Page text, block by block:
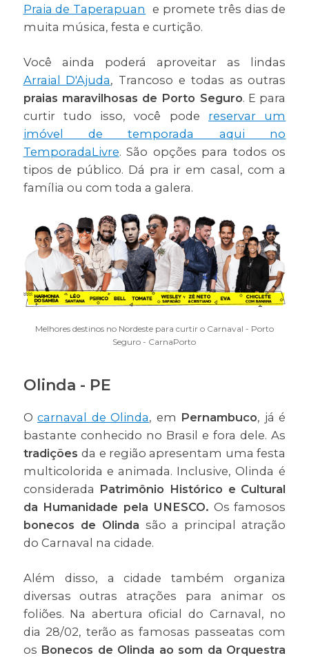
Praia de Taperapuan e promete três dias de
muita música, festa e curtição.
Você ainda poderá aproveitar as lindas
Arraial D'Ajuda, Trancoso e todas as outras
praias maravilhosas de Porto Seguro. E para
curtir tudo isso, você pode reservar um
imóvel de temporada aqui no
TemporadaLivre. São opções para todos os
tipos de público. Dá pra ir em casal, com a
família ou com toda a galera.
Melhores destinos no Nordeste para curtir o Carnaval - Porto
Seguro - CarnaPorto
Olinda - PE
Ocarnaval de Olinda, em Pernambuco, já é
bastante conhecido no Brasil e fora dele. As
tradiçõesda e região apresentam uma festa
multicolorida e animada. Inclusive, Olinda é
considerada Patrimônio Histórico e Cultural
da Humanidade pela UNESCO. Os famosos
bonecos de Olinda são a principal atração
do Carnaval na cidade.
Além disso, a cidade também organiza
diversas outras atrações para animar os
foliões. Na abertura oficial do Carnaval, no
dia 28/02, terão as famosas passeatas com
os Bonecos de Olinda ao som da Orquestra